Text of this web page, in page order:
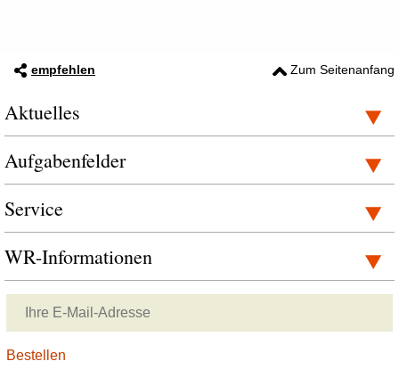
empfehlen Zum Seitenanfang
Aktuelles
Aufgabenfelder
Service
WR-Informationen